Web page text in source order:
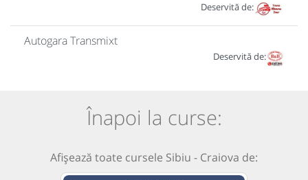
Deservită de:
Autogara Transmixt
Deservită de:
Înapoi la curse:
Afișează toate cursele Sibiu - Craiova de: